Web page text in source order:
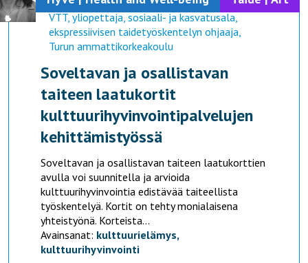
VTT, yliopettaja, sosiaali- ja kasvatusala,
ekspressiivisen taidetyöskentelyn ohjaaja,
Turun ammattikorkeakoulu
Soveltavan ja osallistavan
taiteen laatukortit
kulttuurihyvinvointipalvelujen
kehittämistyössä
Soveltavan ja osallistavan taiteen laatukorttien
avulla voi suunnitella ja arvioida
kulttuurihyvinvointia edistävää taiteellista
työskentelyä. Kortit on tehty monialaisena
yhteistyönä. Korteista...
Avainsanat: kulttuurielämys,
kulttuurihyvinvointi